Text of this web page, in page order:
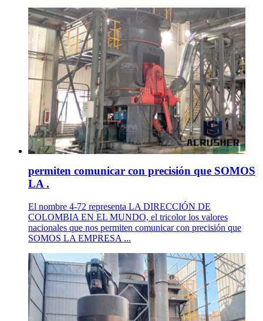
permiten comunicar con precisión que SOMOS
LA .
El nombre 4-72 representa LA DIRECCIÓN DE
COLOMBIA EN EL MUNDO, el tricolor los valores
nacionales que nos permiten comunicar con precisión que
SOMOS LA EMPRESA ...